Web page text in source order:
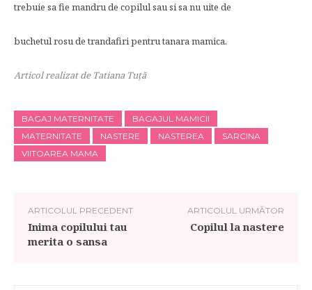
trebuie sa fie mandru de copilul sau si sa nu uite de
buchetul rosu de trandafiri pentru tanara mamica.
Articol realizat de Tatiana Tuţă
BAGAJ MATERNITATE
BAGAJUL MAMICII
MATERNITATE
NASTERE NASTEREA
SARCINA
VIITOAREA MAMA
ARTICOLUL PRECEDENT
Inima copilului tau
merita o sansa
ARTICOLUL URMĂTOR
Copilul la nastere